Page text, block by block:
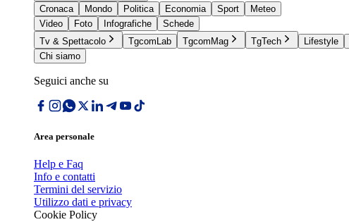
Cronaca
Mondo Politica Economia Sport
Meteo
Video
Foto Infografiche
Schede
Tv & Spettacolo
TgcomLab TgcomMag TgTech Lifestyle
Chi siamo
Seguici anche su
Area personale
Help e Faq
Info e contatti
Termini del servizio
Utilizzo dati e privacy
Cookie Policy